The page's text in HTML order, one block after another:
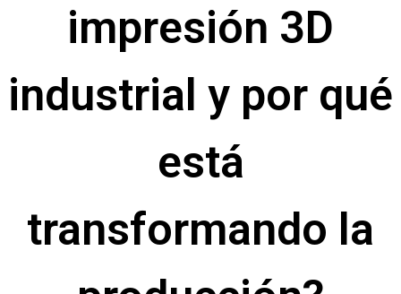
impresión 3D
industrial y por qué
está
transformando la